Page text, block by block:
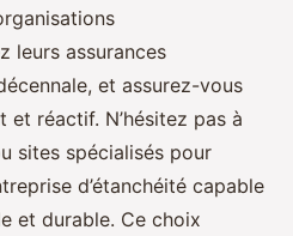
leurs assurances
et assurez-vous
et réactif. N’hésitez pas à
sites spécialisés pour
d’étanchéité capable
et durable. Ce choix